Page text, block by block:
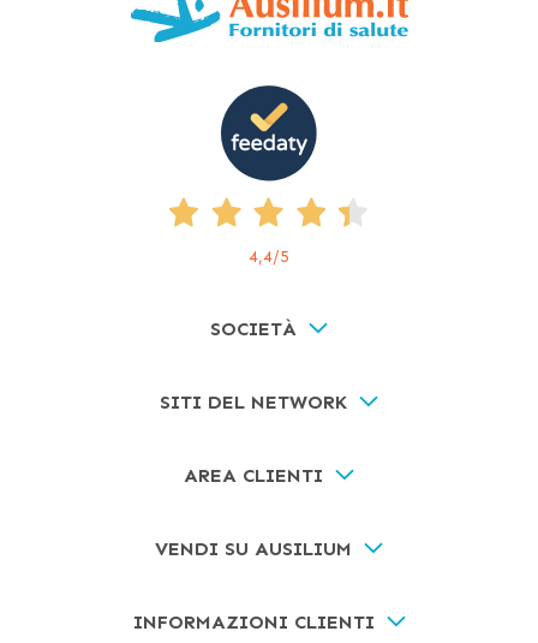
4,4/5
SOCIETÀ
SITI DEL NETWORK
AREA CLIENTI
VENDI SU AUSILIUM
INFORMAZIONI CLIENTI